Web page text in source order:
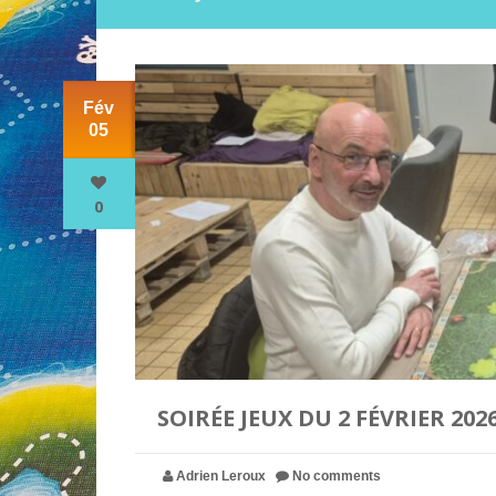
Fév
05
0
SOIRÉE JEUX DU 2 FÉVRIER
Adrien Leroux No comments